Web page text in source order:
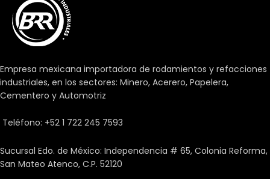
Empresa mexicana importadora de rodamientos y refacciones
industriales, en los sectores: Minero, Acerero, Papelera,
Cementero y Automotriz
Teléfono: +52 1 722 245 7593
Sucursal Edo. de México: Independencia # 65, Colonia Reforma,
San Mateo Atenco, C.P. 52120